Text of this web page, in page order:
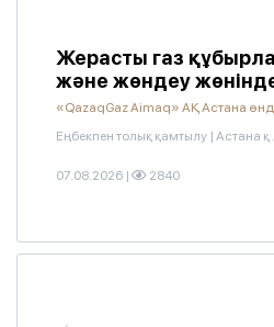
Жерасты газ
және жөндеу
«QazaqGaz Aimaq» АҚ Астана
Еңбекпен толық қамтылу | Астана қ.
07.08.2026 | 2840